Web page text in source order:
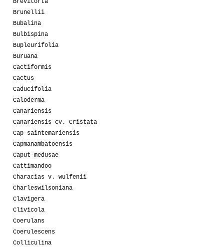
Brevitorta
Brunellii
Bubalina
Bulbispina
Bupleurifolia
Buruana
Cactiformis
Cactus
Caducifolia
Caloderma
Canariensis
Canariensis cv. Cristata
Cap-saintemariensis
Capmanambatoensis
Caput-medusae
Cattimandoo
Characias v. wulfenii
Charleswilsoniana
Clavigera
Clivicola
Coerulans
Coerulescens
Colliculina